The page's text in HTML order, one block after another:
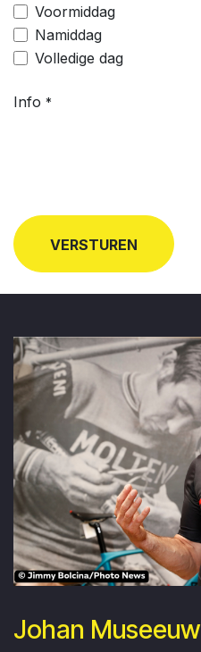
Voormiddag
Namiddag
Volledige dag
Info *
VERSTUREN
Johan Museeuw